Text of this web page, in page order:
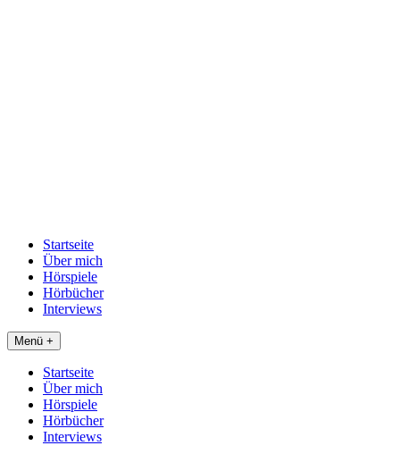
Startseite
Über mich
Hörspiele
Hörbücher
Interviews
Menü +
Startseite
Über mich
Hörspiele
Hörbücher
Interviews